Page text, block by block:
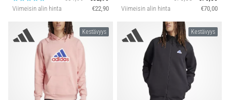
Viimeisin alin hinta €22,90 Viimeisin alin hinta €70,00
Kestävyys Kestävyys